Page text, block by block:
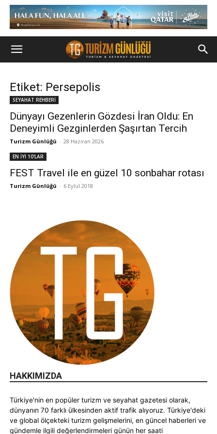
Etiket: Persepolis
SEYAHAT REHBERİ
Dünyayı Gezenlerin Gözdesi İran Oldu: En
Deneyimli Gezginlerden Şaşırtan Tercih
Turizm Günlüğü - 28 Haziran 2026
EN İYİ 10'LAR
FEST Travel ile en güzel 10 sonbahar rotası
Turizm Günlüğü - 6 Eylül 2018
HAKKIMIZDA
Türkiye'nin en popüler turizm ve seyahat gazetesi olarak,
dünyanın 70 farklı ülkesinden aktif trafik alıyoruz. Türkiye'deki
ve global ölçekteki turizm gelişmelerini, en güncel haberleri ve
gündemle ilgili değerlendirmeleri günün her saati